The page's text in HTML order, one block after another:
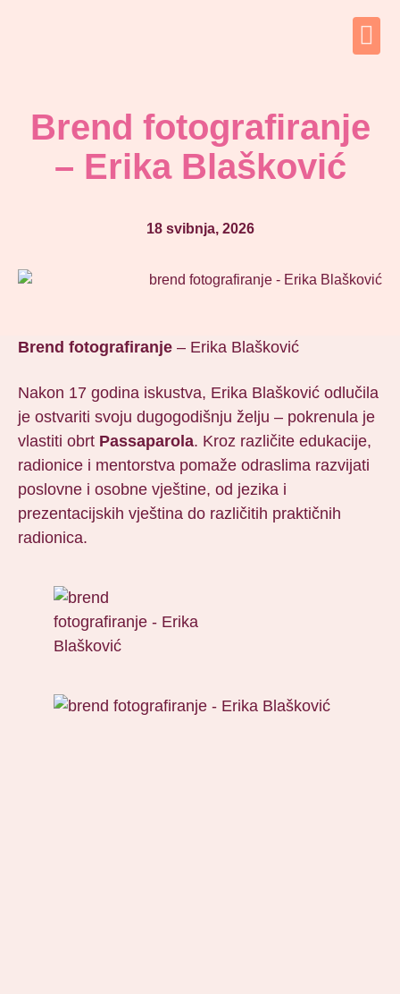
Brend fotografiranje
– Erika Blašković
18 svibnja, 2026
Brend fotografiranje – Erika Blašković
Nakon 17 godina iskustva, Erika Blašković odlučila
je ostvariti svoju dugogodišnju želju – pokrenula je
vlastiti obrt Passaparola. Kroz različite edukacije,
radionice i mentorstva pomaže odraslima razvijati
poslovne i osobne vještine, od jezika i
prezentacijskih vještina do različitih praktičnih
radionica.